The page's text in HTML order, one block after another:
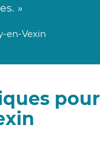
»
en-Vexin
pour